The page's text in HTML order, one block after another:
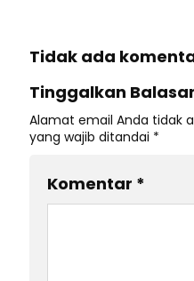
Tidak ada
Tinggalkan
Alamat email Anda tidak
yang wajib ditandai *
Komentar *